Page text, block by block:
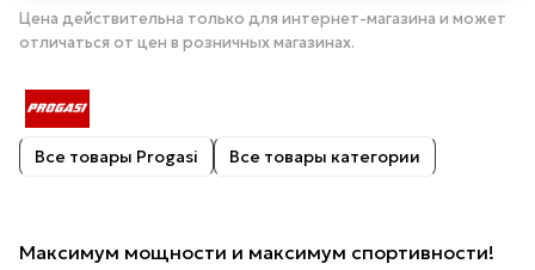
Цена действительна только для интернет-магазина и может
отличаться от цен в розничных магазинах.
Все товары Progasi Все товары категории
Максимум мощности и максимум спортивности!